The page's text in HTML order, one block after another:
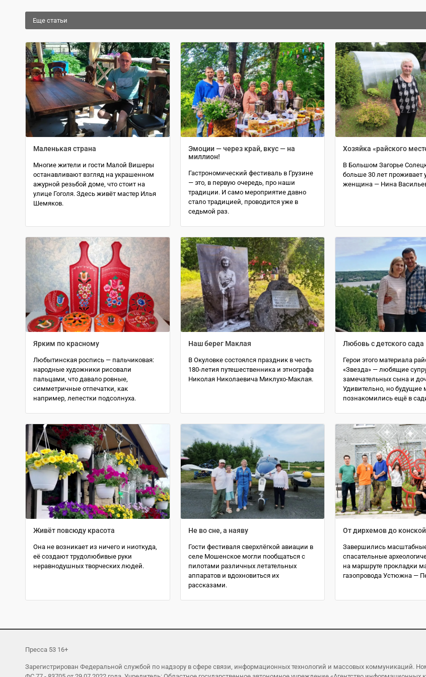
Еще статьи
Маленькая страна
Многие жители и гости Малой Вишеры
останавливают взгляд на украшенном
ажурной резьбой доме, что стоит на
улице Гоголя. Здесь живёт мастер Илья
Шемяков.
Эмоции — через край, вкус — на
миллион!
Гастрономический фестиваль в Грузине
— это, в первую очередь, про наши
традиции. И само мероприятие давно
стало традицией, проводится уже в
седьмой раз.
Хозяйка «райского
В Большом Загорье
больше 30 лет проживает
женщина — Нина
Ярким по красному
Любытинская роспись — пальчиковая:
народные художники рисовали
пальцами, что давало ровные,
симметричные отпечатки, как
например, лепестки подсолнуха.
Наш берег Маклая
В Окуловке состоялся праздник в честь
180-летия путешественника и этнографа
Николая Николаевича Миклухо-Маклая.
Любовь с детского сада
Герои этого материала
«Звезда» — любящие
замечательных сына и
Удивительно, но будущие
познакомились ещё в
Живёт повсюду красота
Она не возникает из ничего и ниоткуда,
её создают трудолюбивые руки
неравнодушных творческих людей.
Не во сне, а наяву
Гости фестиваля сверхлёгкой авиации в
селе Мошенское могли пообщаться с
пилотами различных летательных
аппаратов и вдохновиться их
рассказами.
От дирхемов до
Завершились
спасательные
на маршруте прокладки
газопровода Устюжна —
Пресса 53 16+
Зарегистрирован Федеральной службой по надзору в сфере связи, информационных технологий и массовых коммуникаций.